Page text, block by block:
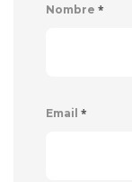
Nombre *
Email *